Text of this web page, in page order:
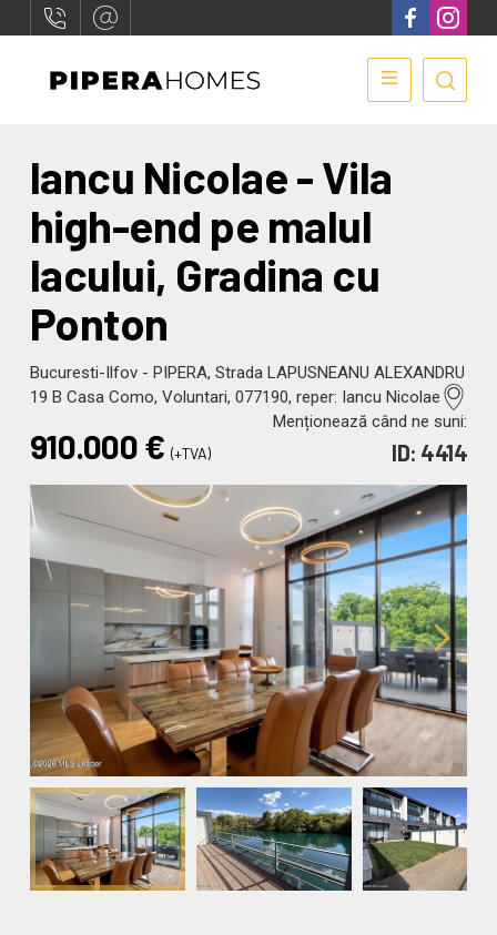
Iancu Nicolae - Vila
high-end pe malul
lacului, Gradina cu
Ponton
Bucuresti-Ilfov - PIPERA, Strada LAPUSNEANU ALEXANDRU
19 B Casa Como, Voluntari, 077190, reper: Iancu Nicolae
Menționează când ne suni:
910.000€ (+TVA) ID: 4414